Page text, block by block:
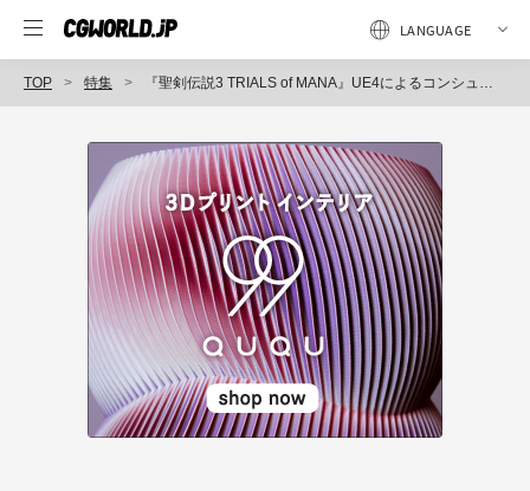
TOP 特集 『聖剣伝説3 TRIALS of MANA』UE4によるコンシューマからスマートフォンへの移植事例～UNREAL FEST EXTREME 2021 WINTER（2）